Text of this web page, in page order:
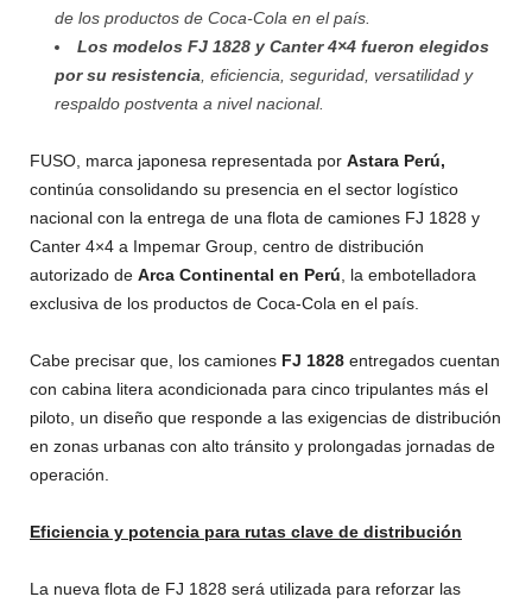
de los productos de Coca-Cola en el país.
Los modelos FJ 1828 y Canter 4×4 fueron elegidos
por su resistencia , eficiencia, seguridad, versatilidad y
respaldo postventa a nivel nacional.
FUSO, marca japonesa representada por Astara Perú,
continúa consolidando su presencia en el sector logístico
nacional con la entrega de una flota de camiones FJ 1828 y
Canter 4×4 a Impemar Group, centro de distribución
autorizado de Arca Continental en Perú , la embotelladora
exclusiva de los productos de Coca-Cola en el país.
Cabe precisar que, los camiones FJ 1828 entregados cuentan
con cabina litera acondicionada para cinco tripulantes más el
piloto, un diseño que responde a las exigencias de distribución
en zonas urbanas con alto tránsito y prolongadas jornadas de
operación.
Eficiencia y potencia para rutas clave de distribución
La nueva flota de FJ 1828 será utilizada para reforzar las